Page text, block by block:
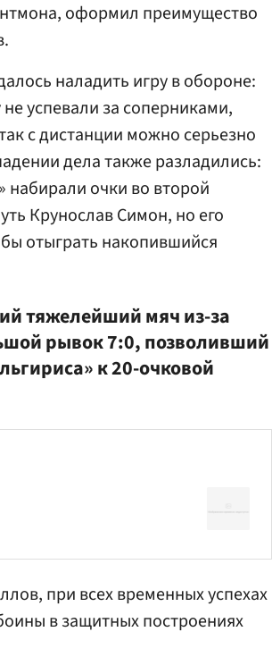
оформил преимущество
наладить игру в обороне:
успевали за соперниками,
с дистанции можно серьезно
дела также разладились:
очки во второй
Крунослав Симон, но его
отыграть накопившийся
тяжелейший мяч из-за
рывок 7:0, позволивший
к 20-очковой
при всех временных успехах
в защитных построениях